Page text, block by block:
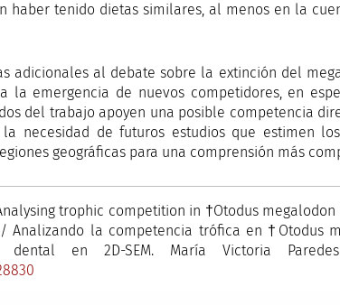
haber tenido dietas similares, al menos en la
adicionales al debate sobre la extinción del
la emergencia de nuevos competidores, en
del trabajo apoyen una posible competencia
necesidad de futuros estudios que estimen
geográficas para una comprensión más
trophic competition in †Otodus
Analizando la competencia trófica en †Otodus
dental en 2D-SEM. María Victoria